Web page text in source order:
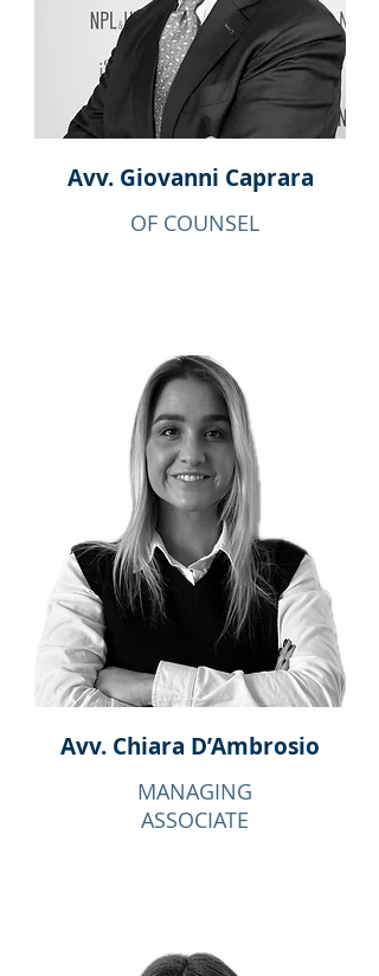
Avv. Giovanni Caprara
OF COUNSEL
Avv. Chiara D’Ambrosio
MANAGING
ASSOCIATE